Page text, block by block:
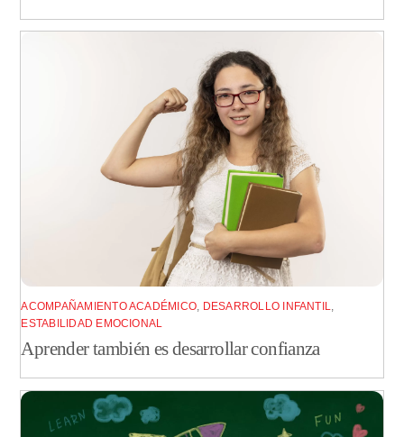
ACOMPAÑAMIENTO ACADÉMICO DESARROLLO INFANTIL
ESTABILIDAD EMOCIONAL
Aprender también es desarrollar confianza